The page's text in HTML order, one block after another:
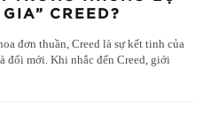
CREED?
đơn thuần, Creed là sự kết tinh của
đổi mới. Khi nhắc đến Creed, giới